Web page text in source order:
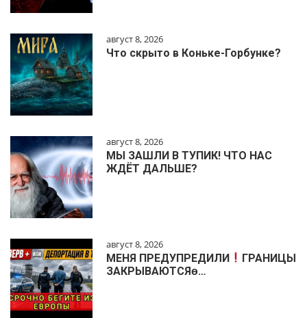
август 8, 2026
Что скрыто в Коньке-Горбунке?
август 8, 2026
МЫ ЗАШЛИ В ТУПИК! ЧТО НАС
ЖДЁТ ДАЛЬШЕ?
август 8, 2026
МЕНЯ ПРЕДУПРЕДИЛИ
ГРАНИЦЫ
ЗАКРЫВАЮТСЯɵ…